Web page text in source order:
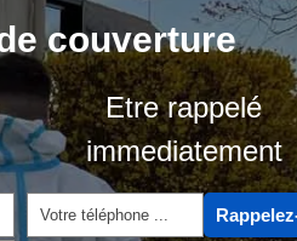
couverture
Etre rappelé
immediatement